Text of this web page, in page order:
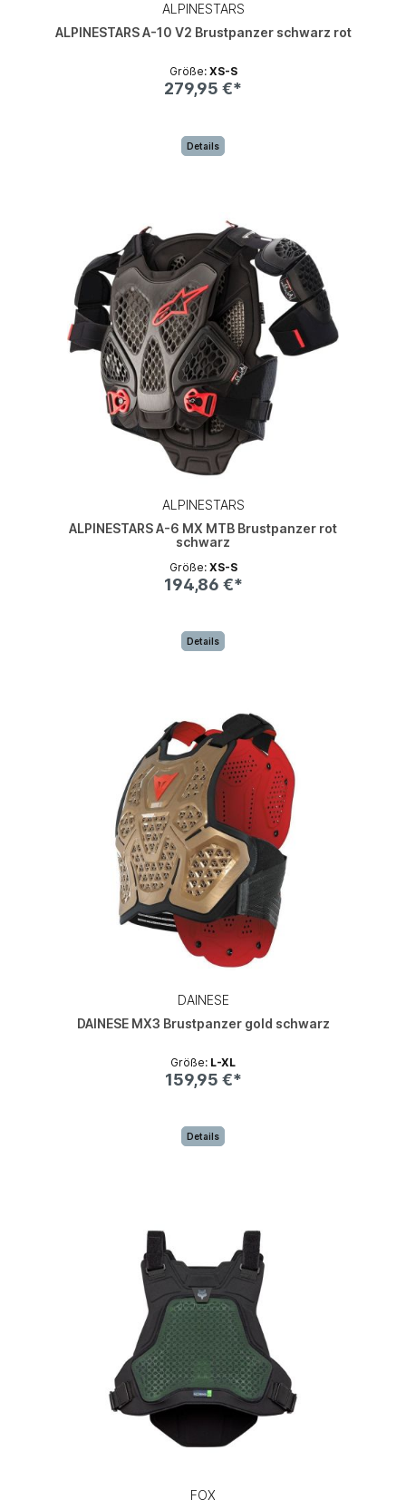
ALPINESTARS
ALPINESTARS A-10 V2 Brustpanzer schwarz rot
Größe: XS-S
279,95 €*
Details
ALPINESTARS
ALPINESTARS A-6 MX MTB Brustpanzer rot
schwarz
Größe: XS-S
194,86 €*
Details
DAINESE
DAINESE MX3 Brustpanzer gold schwarz
Größe: L-XL
159,95 €*
Details
FOX